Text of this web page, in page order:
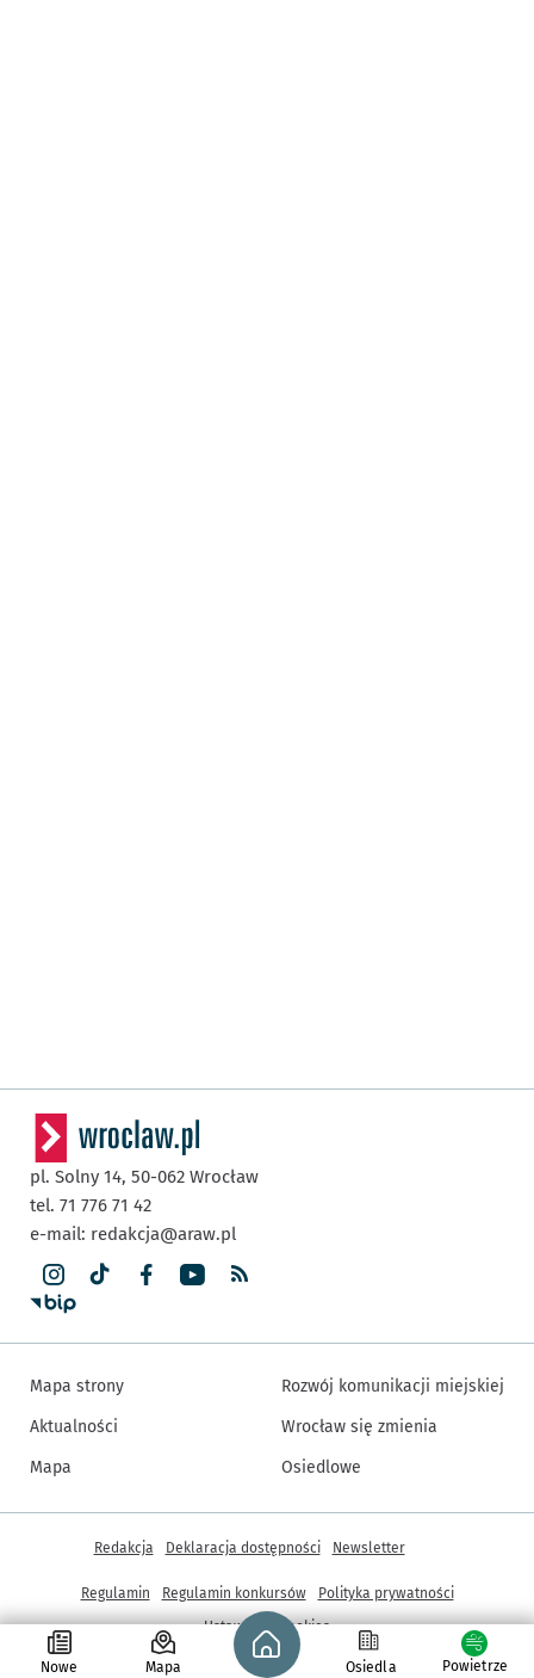
Nowe Mapa
Strona główna - wroclaw.pl
Osiedla Powietrze
pl. Solny 14, 50-062 Wrocław
tel. 71 776 71 42
e-mail: redakcja@araw.pl
Mapa strony
Aktualności
Mapa
Rozwój komunikacji miejskiej
Wrocław się zmienia
Osiedlowe
© Copyright 2005-2026, ARAW S.A., Gmina Wrocław
Inne informacje
Redakcja Deklaracja dostępności Newsletter
Regulamin Regulamin konkursów
Polityka prywatności
Ustawienia cookies